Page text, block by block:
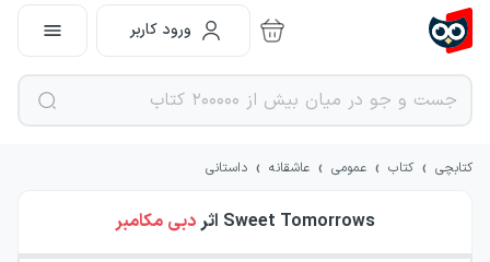
ورود کاربر
کتابچی › کتاب › عمومی › عاشقانه › داستانی
Sweet Tomorrows اثردبی مکامبر